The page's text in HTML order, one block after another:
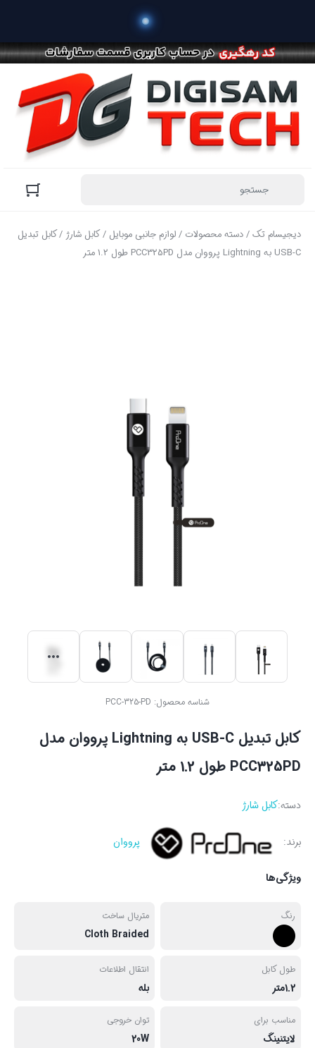
دیجیسام تک/دسته محصولات /لوازم جانبی موبایل /کابل شارژ / کابل تبدیل
USB-C به Lightning پرووان مدل PCC325PD طول 1.2 متر
شناسه محصول: PCC-325-PD
کابل تبدیل USB-C به Lightning پرووان مدل
PCC325PD طول 1.2 متر
دسته:کابل شارژ
برند: پرووان
ویژگی‌ها
رنگ متریال ساخت
Cloth Braided
طول کابل
1.2متر
انتقال اطلاعات
بله
مناسب برای
لایتنینگ
توان خروجی
20W